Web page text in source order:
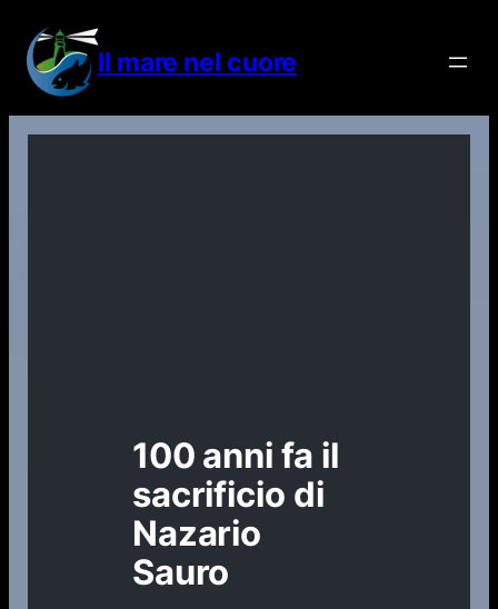
contenuto
Il mare nel cuore
100 anni fa il
sacrificio di
Nazario
Sauro